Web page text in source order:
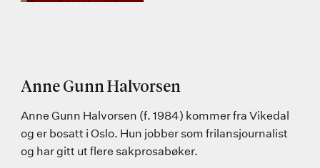
Anne Gunn Halvorsen
Anne Gunn Halvorsen (f. 1984) kommer fra Vikedal
og er bosatt i Oslo. Hun jobber som frilansjournalist
og har gitt ut flere sakprosabøker.